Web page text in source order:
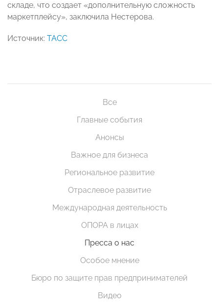
складе, что создает «дополнительную сложность
маркетплейсу», заключила Нестерова.
Источник: ТАСС
Все
Главные события
Анонсы
Важное для бизнеса
Региональное развитие
Отраслевое развитие
Международная деятельность
ОПОРА в лицах
Пресса о нас
Особое мнение
Бюро по защите прав предпринимателей
Видео